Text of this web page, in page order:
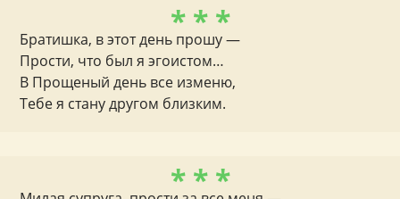
* * *
Братишка, в этот день прошу —
Прости, что был я эгоистом…
В Прощеный день все изменю,
Тебе я стану другом близким.
* * *